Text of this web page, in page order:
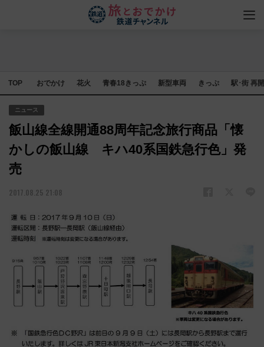
TOP おでかけ 花火 青春18きっぷ 新型車両 きっぷ 駅･街 再
ニュース
飯山線全線開通88周年記念旅行商品「懐
かしの飯山線 キハ40系国鉄急行色」発
売
2017.08.25 21:08